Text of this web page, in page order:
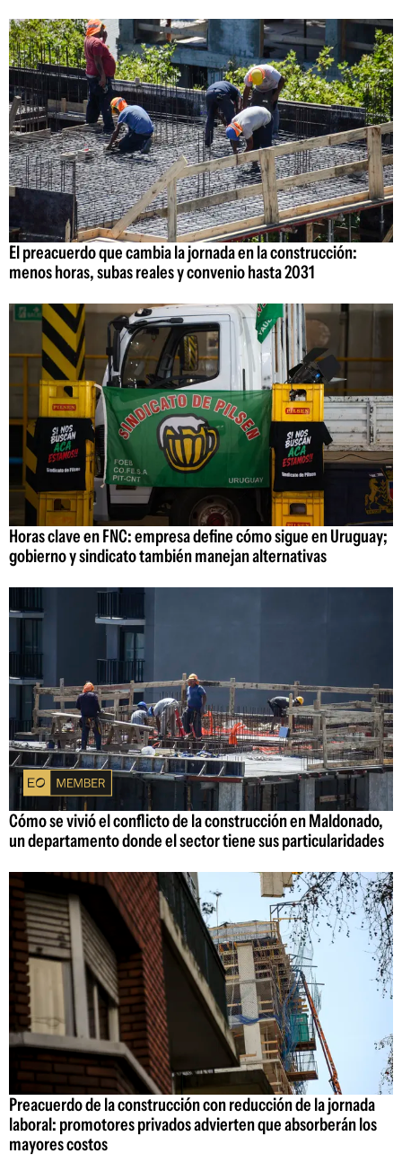
El preacuerdo que cambia la jornada en la construcción:
menos horas, subas reales y convenio hasta 2031
Horas clave en FNC: empresa define cómo sigue en Uruguay;
gobierno y sindicato también manejan alternativas
Cómo se vivió el conflicto de la construcción en Maldonado,
un departamento donde el sector tiene sus particularidades
Preacuerdo de la construcción con reducción de la jornada
laboral: promotores privados advierten que absorberán los
mayores costos